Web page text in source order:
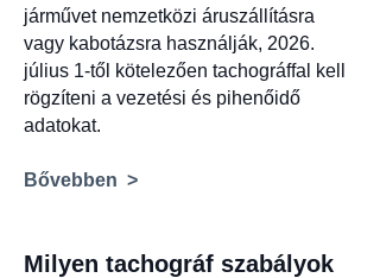
járművet nemzetközi áruszállításra
vagy kabotázsra használják, 2026.
július 1-től kötelezően tachográffal kell
rögzíteni a vezetési és pihenőidő
adatokat.
Bővebben >
Milyen tachográf szabályok